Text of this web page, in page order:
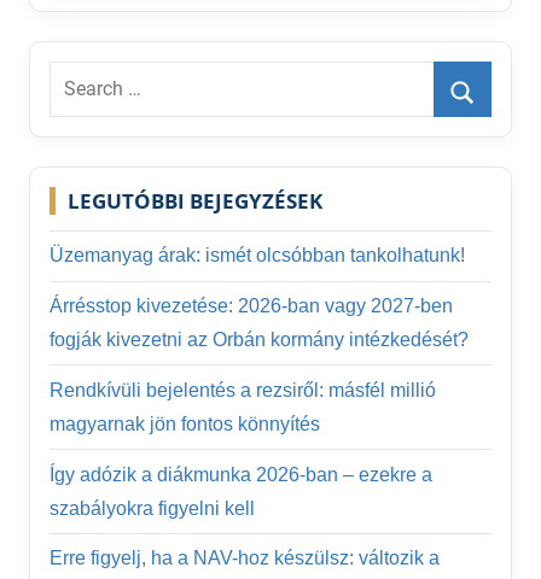
Search
Search
LEGUTÓBBI BEJEGYZÉSEK
Üzemanyag árak: ismét olcsóbban tankolhatunk!
Árrésstop kivezetése: 2026-ban vagy 2027-ben
fogják kivezetni az Orbán kormány intézkedését?
Rendkívüli bejelentés a rezsiről: másfél millió
magyarnak jön fontos könnyítés
Így adózik a diákmunka 2026-ban – ezekre a
szabályokra figyelni kell
Erre figyelj, ha a NAV-hoz készülsz: változik a